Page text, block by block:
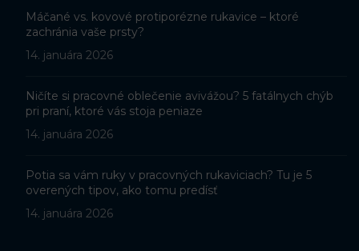
Máčané vs. kovové protiporézne rukavice – ktoré
zachránia vaše prsty?
14. januára 2026
Ničíte si pracovné oblečenie avivážou? 5 fatálnych chýb
pri praní, ktoré vás stoja peniaze
14. januára 2026
Potia sa vám ruky v pracovných rukaviciach? Tu je 5
overených tipov, ako tomu predísť
14. januára 2026